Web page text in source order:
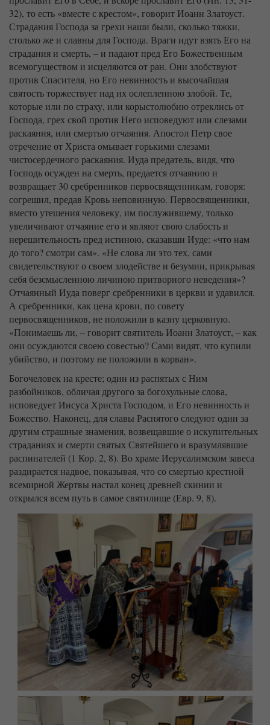
32), то есть «вместе с крестом», говорит Иоанн Златоуст.
Страдания Господа за грехи наши были, сколько тяжки,
столько же и славны для Господа. Враги идут взять Его на
страдания и смерть, – и падают пред Его Божественным
всемогуществом и исцеляются от ран. Они злобствуют
против Спасителя, но Его невинность и высочайшая
святость торжествует над их ослепленною злобой. Те,
которые или по страху, или корыстолюбию отреклись от
Господа, грех свой против Него исповедуют или слезами
раскаяния, или смертью отчаяния. Апостол Петр свое
отречение от Христа омывает горькими слезами
чистосердечного раскаяния. Иуда предатель, видя, что
Господь осужден на смерть, предается отчаянию и
возвращает 30 сребренников первосвященникам, говоря:
согрешил, предав Кровь неповинную. Первосвященники,
вместо утешения человеку, им послужившему, только
увеличивают отчаяние его и являют свою слабость и
нерешительность пред истиною, сказавши Иуде: «что нам
до того? смотри сам». «Не слова ли это тех, сами
свидетельствуют о своем злодействе и безумии, прикрывая
себя безсмысленною личиною притворного неведения»?
Отчаянный Иуда поверг сребренники в церкви и удавился.
А сребренники, как цена крови, по совету
первосвященников, не положили в казну церковную.
«Понимаешь ли, – говорит святитель Иоанн Златоуст, – как
они осуждаются своею совестью? Сами видят, что купили
убийство, и поэтому не положили в корван».
Богочеловек на кресте; один из распятых с Ним
разбойников, обличая другого за богохульные слова,
исповедует Иисуса Христа Господом, и Его невинность и
Божество. Наконец, для славы Распятого следуют один за
другим страшные знамения, возвещавшие о искупительных
страданиях и смерти святых Святейшего и вразумлявшие
распинателей (1 Кор. 2, 8). Во храме Иерусалимском завеса
раздирается надвое, показывая, что со смертью крестной
всемирной Жертвы настал конец древней скинии и
открылся всем путь в самое святилище (Евр. 9, 8).